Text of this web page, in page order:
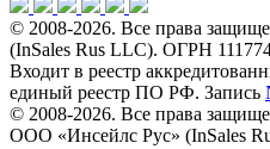
© 2008-2026. Все права
(InSales Rus LLC). ОГРН
Входит в реестр
единый реестр ПО РФ. Запись
© 2008-2026. Все права
ООО «Инсейлс Рус» (InSales